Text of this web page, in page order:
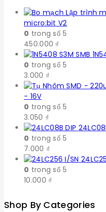
micro:bit V2
0 trong số 5
450.000 ₫
0 trong số 5
3.000 ₫
- 16V
0 trong số 5
3.050 ₫
0 trong số 5
7.000 ₫
0 trong số 5
10.000 ₫
Shop By Categories